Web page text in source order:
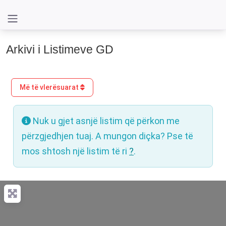
Arkivi i Listimeve GD
Më të vlerësuarat
Nuk u gjet asnjë listim që përkon me
përzgjedhjen tuaj. A mungon diçka? Pse të
mos shtosh një listim të ri ?.